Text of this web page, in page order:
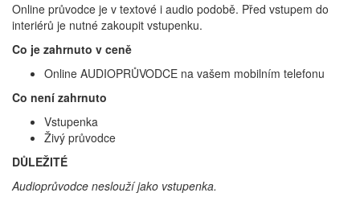
Online průvodce je v textové i audio podobě. Před vstupem do
interiérů je nutné zakoupit vstupenku.
Co je zahrnuto v ceně
Online AUDIOPRŮVODCE na vašem mobilním telefonu
Co není zahrnuto
Vstupenka
Živý průvodce
DŮLEŽITÉ
Audioprůvodce neslouží jako vstupenka.